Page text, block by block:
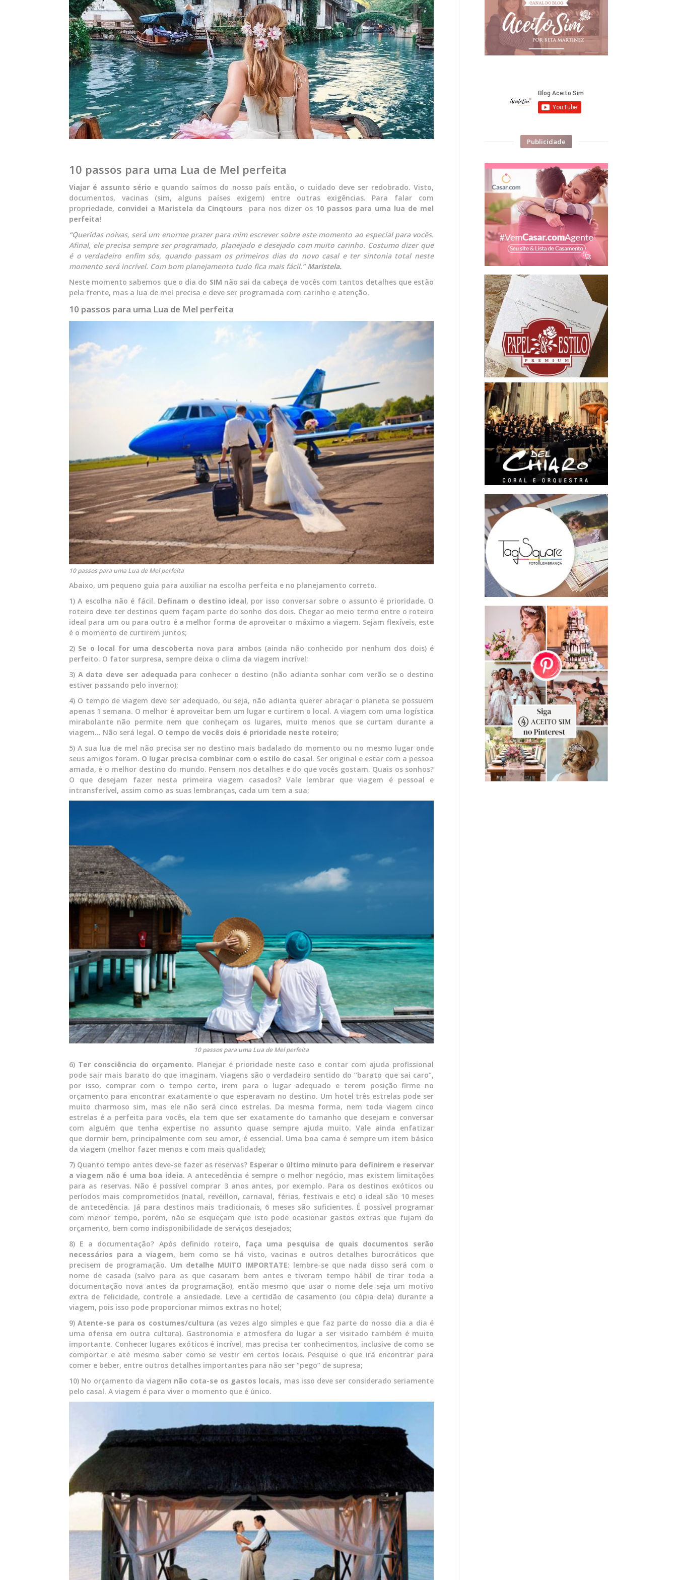
10 passos para uma Lua de Mel perfeita
Viajar é assunto sério e quando saímos do nosso país então, o cuidado deve ser redobrado. Visto,
documentos, vacinas (sim, alguns países exigem) entre outras exigências. Para falar com
propriedade, convidei a Maristela da Cinqtours para nos dizer os 10 passos para uma lua de mel
perfeita!
“Queridas noivas, será um enorme prazer para mim escrever sobre este momento ao especial para vocês.
Afinal, ele precisa sempre ser programado, planejado e desejado com muito carinho. Costumo dizer que
é o verdadeiro enfim sós, quando passam os primeiros dias do novo casal e ter sintonia total neste
momento será incrível. Com bom planejamento tudo fica mais fácil.”Maristela.
Neste momento sabemos que o dia do SIM não sai da cabeça de vocês com tantos detalhes que estão
pela frente, mas a lua de mel precisa e deve ser programada com carinho e atenção.
10 passos para uma Lua de Mel perfeita
10 passos para uma Lua de Mel perfeita
Abaixo, um pequeno guia para auxiliar na escolha perfeita e no planejamento correto.
1) A escolha não é fácil. Definam o destino ideal, por isso conversar sobre o assunto é prioridade. O
roteiro deve ter destinos quem façam parte do sonho dos dois. Chegar ao meio termo entre o roteiro
ideal para um ou para outro é a melhor forma de aproveitar o máximo a viagem. Sejam flexíveis, este
é o momento de curtirem juntos;
2) Se o local for uma descoberta nova para ambos (ainda não conhecido por nenhum dos dois) é
perfeito. O fator surpresa, sempre deixa o clima da viagem incrível;
3) A data deve ser adequada para conhecer o destino (não adianta sonhar com verão se o destino
estiver passando pelo inverno);
4) O tempo de viagem deve ser adequado, ou seja, não adianta querer abraçar o planeta se possuem
apenas 1 semana. O melhor é aproveitar bem um lugar e curtirem o local. A viagem com uma logística
mirabolante não permite nem que conheçam os lugares, muito menos que se curtam durante a
viagem… Não será legal. O tempo de vocês dois é prioridade neste roteiro;
5) A sua lua de mel não precisa ser no destino mais badalado do momento ou no mesmo lugar onde
seus amigos foram. O lugar precisa combinar com o estilo do casal. Ser original e estar com a pessoa
amada, é o melhor destino do mundo. Pensem nos detalhes e do que vocês gostam. Quais os sonhos?
O que desejam fazer nesta primeira viagem casados? Vale lembrar que viagem é pessoal e
intransferível, assim como as suas lembranças, cada um tem a sua;
10 passos para uma Lua de Mel perfeita
6) Ter consciência do orçamento. Planejar é prioridade neste caso e contar com ajuda profissional
pode sair mais barato do que imaginam. Viagens são o verdadeiro sentido do “barato que sai caro”,
por isso, comprar com o tempo certo, irem para o lugar adequado e terem posição firme no
orçamento para encontrar exatamente o que esperavam no destino. Um hotel três estrelas pode ser
muito charmoso sim, mas ele não será cinco estrelas. Da mesma forma, nem toda viagem cinco
estrelas é a perfeita para vocês, ela tem que ser exatamente do tamanho que desejam e conversar
com alguém que tenha expertise no assunto quase sempre ajuda muito. Vale ainda enfatizar
que dormir bem, principalmente com seu amor, é essencial. Uma boa cama é sempre um item básico
da viagem (melhor fazer menos e com mais qualidade);
7) Quanto tempo antes deve-se fazer as reservas? Esperar o último minuto para definirem e reservar
a viagem não é uma boa ideia. A antecedência é sempre o melhor negócio, mas existem limitações
para as reservas. Não é possível comprar 3 anos antes, por exemplo. Para os destinos exóticos ou
períodos mais comprometidos (natal, revéillon, carnaval, férias, festivais e etc) o ideal são 10 meses
de antecedência. Já para destinos mais tradicionais, 6 meses são suficientes. É possível programar
com menor tempo, porém, não se esqueçam que isto pode ocasionar gastos extras que fujam do
orçamento, bem como indisponibilidade de serviços desejados;
8) E a documentação? Após definido roteiro, faça uma pesquisa de quais documentos serão
necessários para a viagem, bem como se há visto, vacinas e outros detalhes burocráticos que
precisem de programação. Um detalhe MUITO IMPORTATE: lembre-se que nada disso será com o
nome de casada (salvo para as que casaram bem antes e tiveram tempo hábil de tirar toda a
documentação nova antes da programação), então mesmo que usar o nome dele seja um motivo
extra de felicidade, controle a ansiedade. Leve a certidão de casamento (ou cópia dela) durante a
viagem, pois isso pode proporcionar mimos extras no hotel;
9)Atente-se para os costumes/cultura (as vezes algo simples e que faz parte do nosso dia a dia é
uma ofensa em outra cultura). Gastronomia e atmosfera do lugar a ser visitado também é muito
importante. Conhecer lugares exóticos é incrível, mas precisa ter conhecimentos, inclusive de como se
comportar e até mesmo saber como se vestir em certos locais. Pesquise o que irá encontrar para
comer e beber, entre outros detalhes importantes para não ser “pego” de supresa;
10) No orçamento da viagem não cota-se os gastos locais, mas isso deve ser considerado seriamente
pelo casal. A viagem é para viver o momento que é único.
Publicidade